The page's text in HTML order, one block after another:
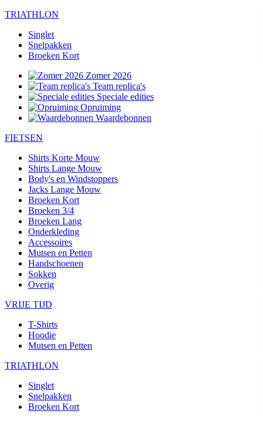
TRIATHLON
Singlet
Snelpakken
Broeken Kort
Zomer 2026
Team replica's
Speciale edities
Opruiming
Waardebonnen
FIETSEN
Shirts Korte Mouw
Shirts Lange Mouw
Body's en Windstoppers
Jacks Lange Mouw
Broeken Kort
Broeken 3/4
Broeken Lang
Onderkleding
Accessoires
Mutsen en Petten
Handschoenen
Sokken
Overig
VRIJE TIJD
T-Shirts
Hoodie
Mutsen en Petten
TRIATHLON
Singlet
Snelpakken
Broeken Kort